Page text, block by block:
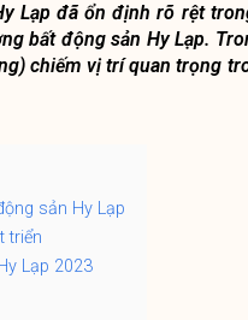
Lạp đã ổn định rõ rệt
bất động sản Hy Lạp.
chiếm vị trí quan trọng
sản Hy Lạp
triển
Lạp 2023